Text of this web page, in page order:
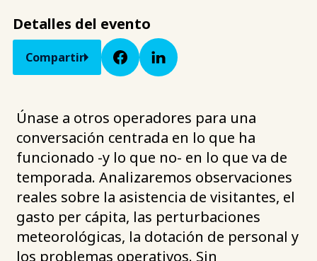
Detalles del evento
Compartir
Únase a otros operadores para una
conversación centrada en lo que ha
funcionado -y lo que no- en lo que va de
temporada. Analizaremos observaciones
reales sobre la asistencia de visitantes, el
gasto per cápita, las perturbaciones
meteorológicas, la dotación de personal y
los problemas operativos. Sin